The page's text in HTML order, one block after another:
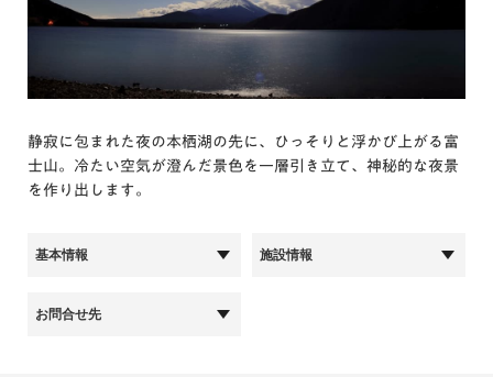
静寂に包まれた夜の本栖湖の先に、ひっそりと浮かび上がる富
士山。冷たい空気が澄んだ景色を一層引き立て、神秘的な夜景
を作り出します。
基本情報 施設情報
お問合せ先